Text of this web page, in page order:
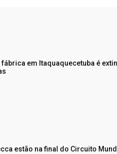
fábrica em Itaquaquecetuba é
estão na final do Circuito